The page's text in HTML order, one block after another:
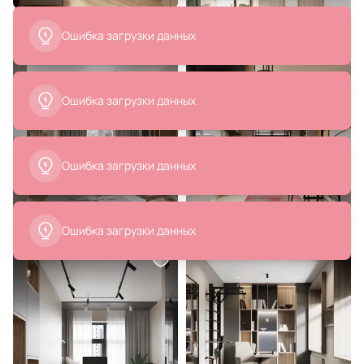
63 788 ₽
Кресло руководителя MTM
Cooperation Авиатор Orange
В корзину
18 890 ₽
Light MALI IP20 LED 6W 3000K
6643/5FL В корзину
2 500 ₽
Подушка декоративная RELAX
2090871
В корзину
посетителя) мтм-189
В корзину